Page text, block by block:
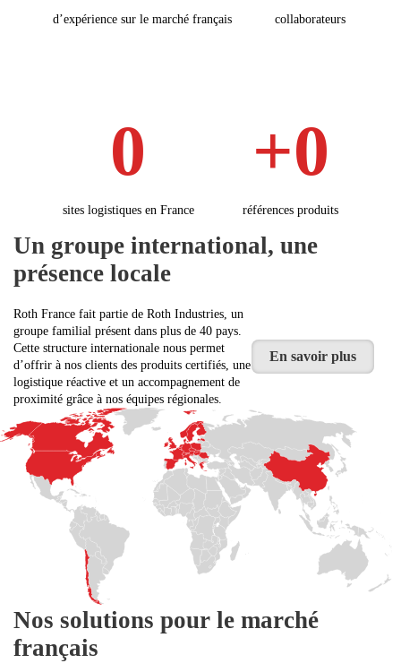
d’expérience sur le marché français collaborateurs
0
sites logistiques en France
0
références produits
Un groupe international, une
présence locale
Roth France fait partie de Roth Industries, un
groupe familial présent dans plus de 40 pays.
Cette structure internationale nous permet
d’offrir à nos clients des produits certifiés, une
logistique réactive et un accompagnement de
proximité grâce à nos équipes régionales.
En savoir plus
Nos solutions pour le marché
français